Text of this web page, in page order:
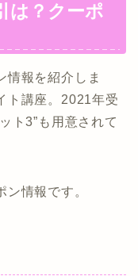
は？クーポ
情報を紹介しま
ト講座。2021年受
ト3”も用意されて
情報です。